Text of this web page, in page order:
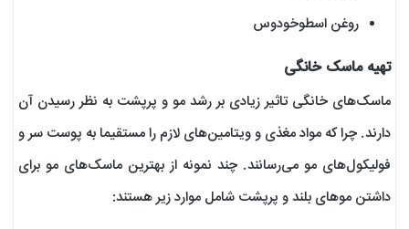
روغن اسطوخودوس
تهیه ماسک خانگی
ماسک‌های خانگی تاثیر زیادی بر رشد مو و پرپشت به نظر رسیدن آن
دارند. چرا که مواد مغذی و ویتامین‌های لازم را مستقیما به پوست سر و
فولیکول‌های مو می‌رسانند. چند نمونه از بهترین ماسک‌های مو برای
داشتن موهای بلند و پرپشت شامل موارد زیر هستند: